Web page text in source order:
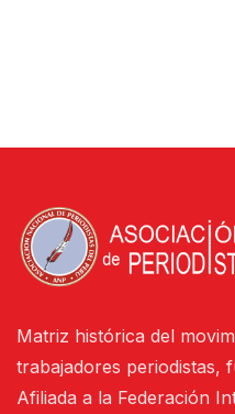
Matriz histórica del
trabajadores periodistas,
Afiliada a la Federación